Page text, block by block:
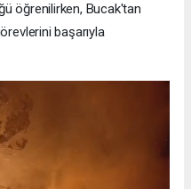
öğrenilirken, Bucak'tan
başarıyla